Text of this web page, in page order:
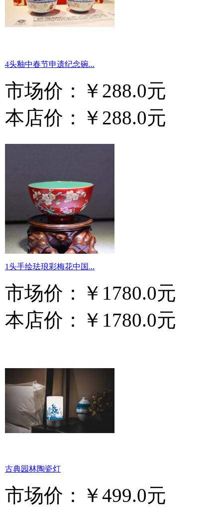
4头釉中春节申遗纪念碗...
市场价：
￥288.0元
本店价：
￥288.0元
1头手绘珐琅彩梅花中国...
市场价：
￥1780.0元
本店价：
￥1780.0元
古典园林陶瓷灯
市场价：
￥499.0元